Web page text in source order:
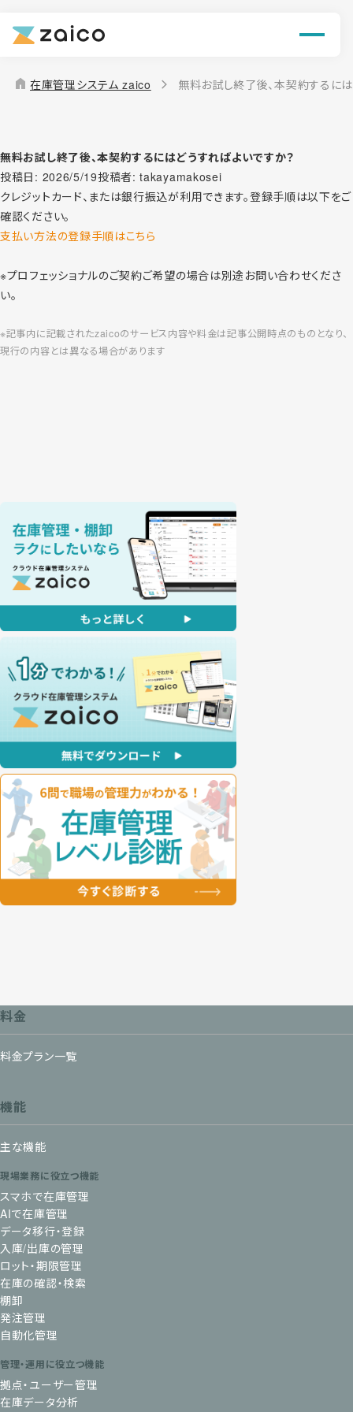
機能
導入事例
お役立ち情報
home 在庫管理システム zaico 無料お試し終了後、本契約するに
無料お試し終了後、本契約するにはどうすればよいですか？
投稿日: 2026/5/19投稿者:takayamakosei
クレジットカード、または銀行振込が利用できます。登録手順は以下をご
確認ください。
支払い方法の登録手順はこちら
※プロフェッショナルのご契約ご希望の場合は別途お問い合わせくださ
い。
※記事内に記載されたzaicoのサービス内容や料金は記事公開時点のものとなり、
現行の内容とは異なる場合があります
料金
料金プラン一覧
機能
主な機能
現場業務に役立つ機能
スマホで在庫管理
AIで在庫管理
データ移行・登録
入庫/出庫の管理
ロット・期限管理
在庫の確認・検索
棚卸
発注管理
自動化管理
管理・運用に役立つ機能
拠点・ユーザー管理
在庫データ分析